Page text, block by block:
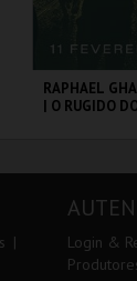
RAPHAEL
| O RUGIDO
Login &